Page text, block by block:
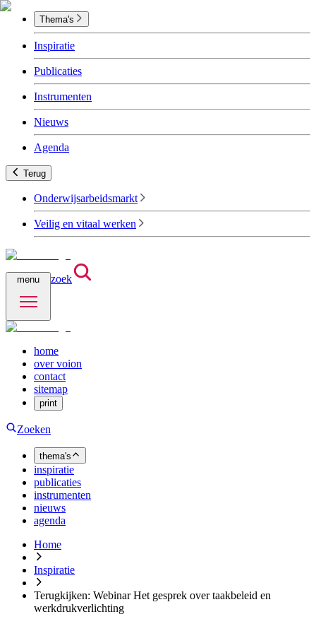
Thema's
Inspiratie
Publicaties
Instrumenten
Nieuws
Agenda
Terug
Onderwijsarbeidsmarkt
Veilig en vitaal werken
menu zoek
home
over voion
contact
sitemap
print
Zoeken
thema's
inspiratie
publicaties
instrumenten
nieuws
agenda
Home
Inspiratie
Terugkijken: Webinar Het gesprek over taakbeleid en
werkdrukverlichting